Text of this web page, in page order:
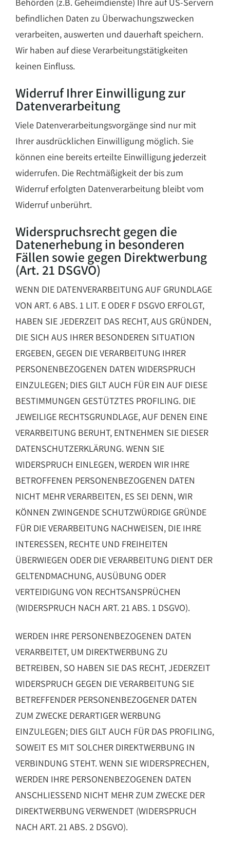
Behörden (z.B. Geheimdienste) Ihre auf US-Servern
befindlichen Daten zu Überwachungszwecken
verarbeiten, auswerten und dauerhaft speichern.
Wir haben auf diese Verarbeitungstätigkeiten
keinen Einfluss.
Widerruf Ihrer Einwilligung zur
Datenverarbeitung
Viele Datenverarbeitungsvorgänge sind nur mit
Ihrer ausdrücklichen Einwilligung möglich. Sie
können eine bereits erteilte Einwilligung jederzeit
widerrufen. Die Rechtmäßigkeit der bis zum
Widerruf erfolgten Datenverarbeitung bleibt vom
Widerruf unberührt.
Widerspruchsrecht gegen die
Datenerhebung in besonderen
Fällen sowie gegen Direktwerbung
(Art. 21 DSGVO)
WENN DIE DATENVERARBEITUNG AUF GRUNDLAGE
VON ART. 6 ABS. 1 LIT. E ODER F DSGVO ERFOLGT,
HABEN SIE JEDERZEIT DAS RECHT, AUS GRÜNDEN,
DIE SICH AUS IHRER BESONDEREN SITUATION
ERGEBEN, GEGEN DIE VERARBEITUNG IHRER
PERSONENBEZOGENEN DATEN WIDERSPRUCH
EINZULEGEN; DIES GILT AUCH FÜR EIN AUF DIESE
BESTIMMUNGEN GESTÜTZTES PROFILING. DIE
JEWEILIGE RECHTSGRUNDLAGE, AUF DENEN EINE
VERARBEITUNG BERUHT, ENTNEHMEN SIE DIESER
DATENSCHUTZERKLÄRUNG. WENN SIE
WIDERSPRUCH EINLEGEN, WERDEN WIR IHRE
BETROFFENEN PERSONENBEZOGENEN DATEN
NICHT MEHR VERARBEITEN, ES SEI DENN, WIR
KÖNNEN ZWINGENDE SCHUTZWÜRDIGE GRÜNDE
FÜR DIE VERARBEITUNG NACHWEISEN, DIE IHRE
INTERESSEN, RECHTE UND FREIHEITEN
ÜBERWIEGEN ODER DIE VERARBEITUNG DIENT DER
GELTENDMACHUNG, AUSÜBUNG ODER
VERTEIDIGUNG VON RECHTSANSPRÜCHEN
(WIDERSPRUCH NACH ART. 21 ABS. 1 DSGVO).
WERDEN IHRE PERSONENBEZOGENEN DATEN
VERARBEITET, UM DIREKTWERBUNG ZU
BETREIBEN, SO HABEN SIE DAS RECHT, JEDERZEIT
WIDERSPRUCH GEGEN DIE VERARBEITUNG SIE
BETREFFENDER PERSONENBEZOGENER DATEN
ZUM ZWECKE DERARTIGER WERBUNG
EINZULEGEN; DIES GILT AUCH FÜR DAS PROFILING,
SOWEIT ES MIT SOLCHER DIREKTWERBUNG IN
VERBINDUNG STEHT. WENN SIE WIDERSPRECHEN,
WERDEN IHRE PERSONENBEZOGENEN DATEN
ANSCHLIESSEND NICHT MEHR ZUM ZWECKE DER
DIREKTWERBUNG VERWENDET (WIDERSPRUCH
NACH ART. 21 ABS. 2 DSGVO).